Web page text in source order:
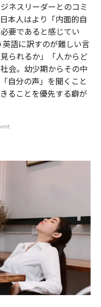
ネスリーダーとのコミ
本人はより「内面的自
要であると感じてい
語に訳すのが難しい言
られるか」「人からど
会。幼少期からその中
自分の声」を聞くこと
ることを優先する癖が